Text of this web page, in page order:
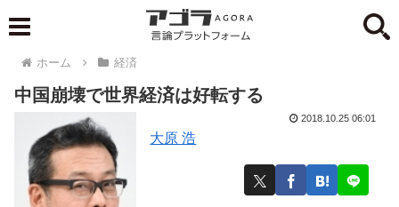
ホーム 経済
中国崩壊で世界経済は好転する
大原 浩
2018.10.25 06:01